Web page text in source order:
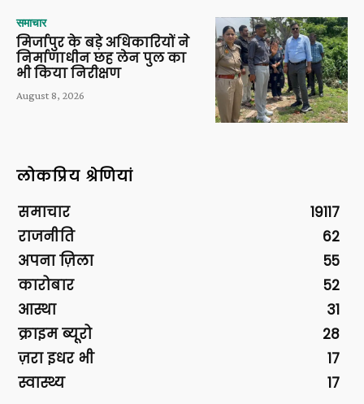
समाचार
मिर्जापुर के बड़े अधिकारियों ने
निर्माणाधीन छह लेन पुल का
भी किया निरीक्षण
August 8, 2026
लोकप्रिय श्रेणियां
समाचार
19117
राजनीति
62
अपना ज़िला
55
कारोबार
52
आस्था
31
क्राइम ब्यूरो
28
ज़रा इधर भी
17
स्वास्थ्य
17